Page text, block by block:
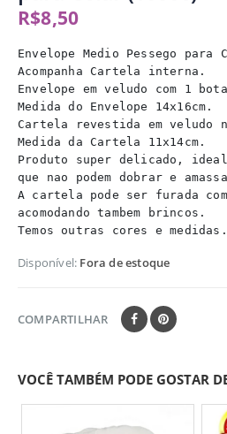
R$8,50
Envelope Medio Pessego para
Acompanha Cartela interna.
Envelope em veludo com 1
Medida do Envelope 14x16cm.
Cartela revestida em
Medida da Cartela 11x14cm.
Produto super delicado,
que nao podem dobrar e
A cartela pode ser furada
acomodando tambem brincos.
Temos outras cores e medidas.
Disponível: Fora de estoque
COMPARTILHAR
VOCÊ TAMBÉM PODE GOSTAR